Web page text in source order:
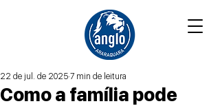
Como a família pode
22 de jul. de 2025 7 min de leitura